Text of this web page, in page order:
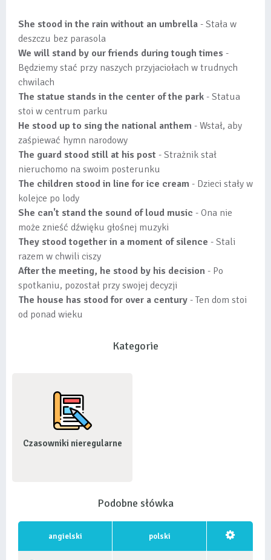
She stood in the rain without an umbrella - Stała w
deszczu bez parasola
We will stand by our friends during tough times -
Będziemy stać przy naszych przyjaciołach w trudnych
chwilach
The statue stands in the center of the park - Statua
stoi w centrum parku
He stood up to sing the national anthem - Wstał, aby
zaśpiewać hymn narodowy
The guard stood still at his post - Strażnik stał
nieruchomo na swoim posterunku
The children stood in line for ice cream - Dzieci stały w
kolejce po lody
She can't stand the sound of loud music - Ona nie
może znieść dźwięku głośnej muzyki
They stood together in a moment of silence - Stali
razem w chwili ciszy
After the meeting, he stood by his decision - Po
spotkaniu, pozostał przy swojej decyzji
The house has stood for over a century - Ten dom stoi
od ponad wieku
Kategorie
Czasowniki nieregularne
Podobne słówka
angielski polski